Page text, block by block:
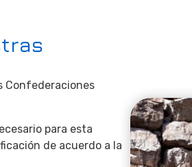
Confederaciones
para esta
de acuerdo a la